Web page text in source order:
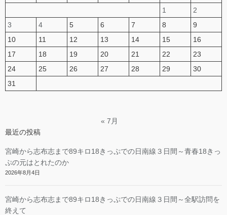
1
2
3
4 5 6 7 8
9
10
11 12 13 14 15
16
17
18 19 20 21 22
23
24
25 26 27 28 29
30
31
« 7月
最近の投稿
宮崎から志布志まで89キロ18きっぷでの日南線３日間～青春18きっ
ぷの元はとれたのか
2026年8月4日
宮崎から志布志まで89キロ18きっぷでの日南線３日間～全駅訪問を
終えて